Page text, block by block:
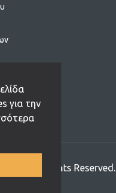
για την
All Rights Reserved.